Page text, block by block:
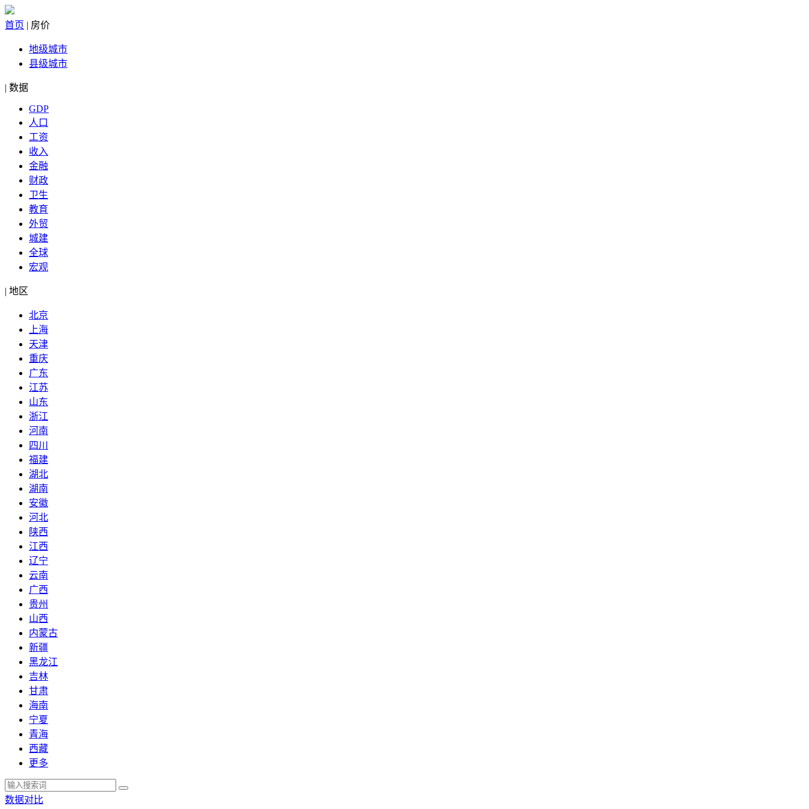
首页 | 房价
地级城市
县级城市
| 数据
GDP
人口
工资
收入
金融
财政
卫生
教育
外贸
城建
全球
宏观
| 地区
北京
上海
天津
重庆
广东
江苏
山东
浙江
河南
四川
福建
湖北
湖南
安徽
河北
陕西
江西
辽宁
云南
广西
贵州
山西
内蒙古
新疆
黑龙江
吉林
甘肃
海南
宁夏
青海
西藏
更多
数据对比